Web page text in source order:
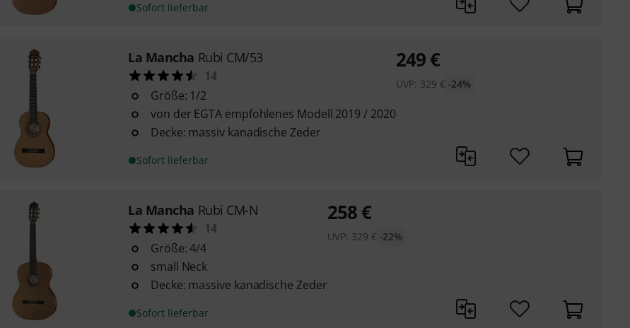
Sofort lieferbar
La Mancha Rubi CM/53
14
Größe: 1/2
von der EGTA empfohlenes Modell 2019 / 2020
Decke: massiv kanadische Zeder
Sofort lieferbar
249€
UVP: 329 € -24%
La Mancha Rubi CM-N
14
Größe: 4/4
small Neck
Decke: massive kanadische Zeder
Sofort lieferbar
258€
UVP: 329 € -22%